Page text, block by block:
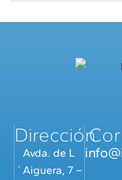
Dirección
Avda. de L
´Aiguera, 7 –